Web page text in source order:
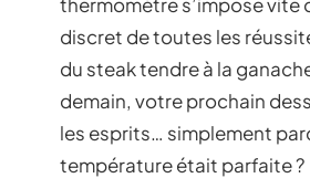
discret de toutes les
du steak tendre à la
demain, votre prochain
les esprits… simplement
température était parfaite ?